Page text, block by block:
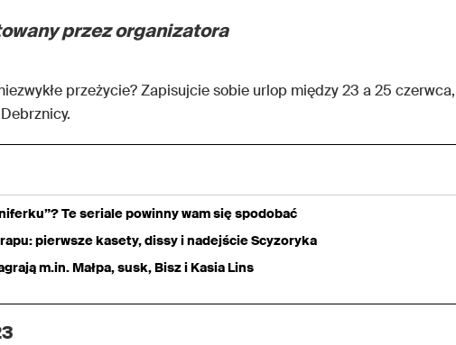
przez organizatora
przeżycie? Zapisujcie sobie urlop między 23 a 25 czerwca,
Te seriale powinny wam się spodobać
pierwsze kasety, dissy i nadejście Scyzoryka
m.in. Małpa, susk, Bisz i Kasia Lins